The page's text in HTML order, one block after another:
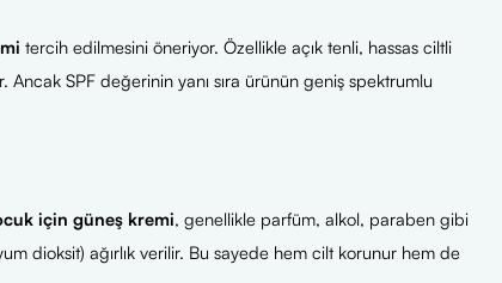
tercih edilmesini öneriyor. Özellikle açık tenli, hassas ciltli
SPF değerinin yanı sıra ürünün geniş spektrumlu
için güneş kremi, genellikle parfüm, alkol, paraben gibi
dioksit) ağırlık verilir. Bu sayede hem cilt korunur hem de